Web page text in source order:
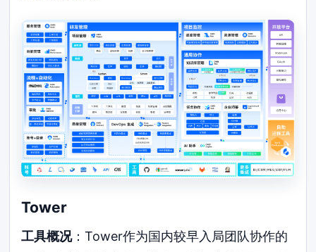
Tower
工具概况：Tower作为国内较早入局团队协作的